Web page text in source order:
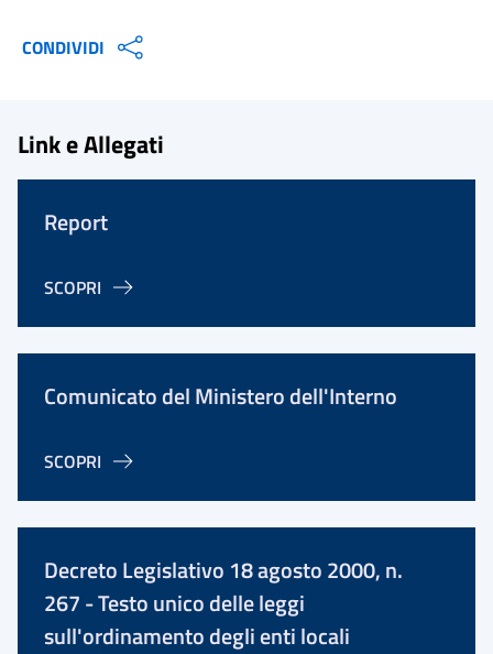
CONDIVIDI
Link e Allegati
Report
SCOPRI
Comunicato del Ministero dell'Interno
SCOPRI
Decreto Legislativo 18 agosto 2000, n.
267 - Testo unico delle leggi
sull'ordinamento degli enti locali